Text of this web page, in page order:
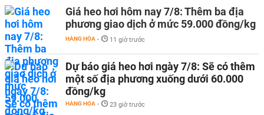
Giá heo hơi hôm nay 7/8: Thêm ba địa
phương giao dịch ở mức 59.000 đồng/kg
HÀNG HÓA - 11 giờ trước
Dự báo giá heo hơi ngày 7/8: Sẽ có thêm
một số địa phương xuống dưới 60.000
đồng/kg
HÀNG HÓA - 23 giờ trước